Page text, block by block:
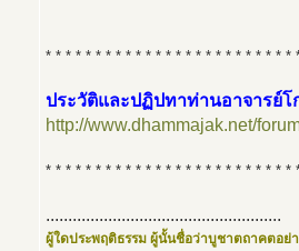
* * * * * * * * * * * * * * * * * * * * * * * * *
ประวัติและปฏิปทาท่านอาจารย์โ
http://www.dhammajak.net/
* * * * * * * * * * * * * * * * * * * * * * * * *
.....................................................
ผู้ใดประพฤติธรรม ผู้นั้นชื่อว่าบูชาตถาคตอย่า